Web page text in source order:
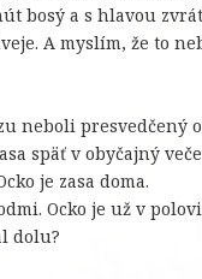
bosý a s hlavou
A myslím, že to
neboli presvedčený
späť v obyčajný
je zasa doma.
Ocko je už v
dolu?